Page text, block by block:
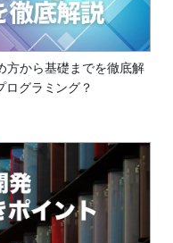
方から基礎までを徹底解
ログラミング？